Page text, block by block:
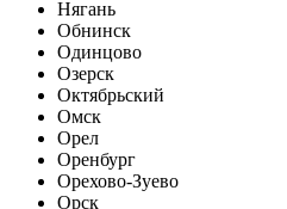
Нягань
Обнинск
Одинцово
Озерск
Октябрьский
Омск
Орел
Оренбург
Орехово-Зуево
Орск